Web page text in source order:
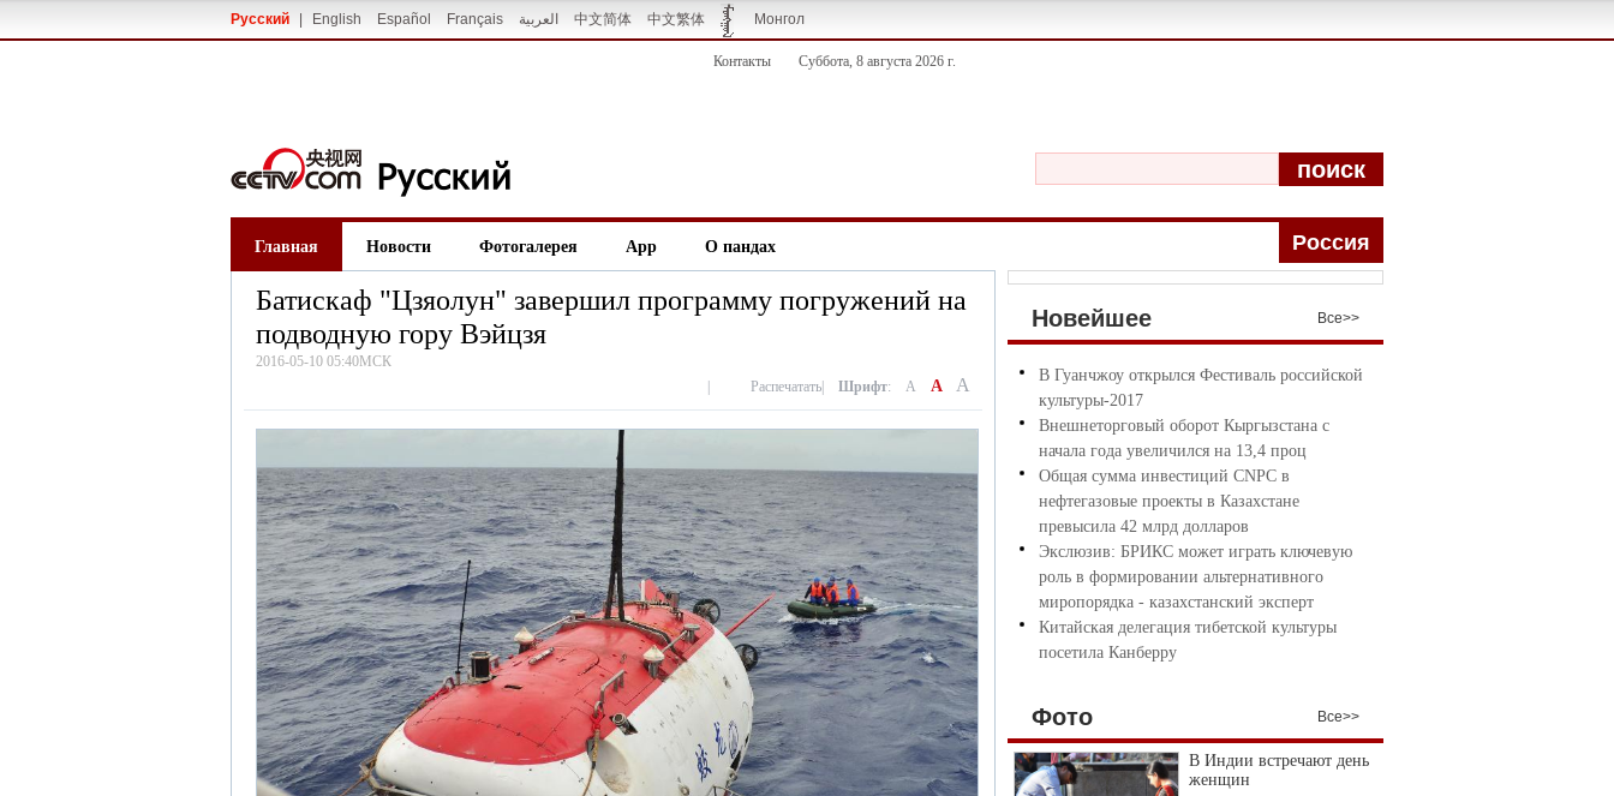
Русский English Español Français العربية 中文简体 中文繁体 Монгол
Контакты Суббота, 8 августа 2026 г.
поиск
Главная Новости Фотогалерея App О пандах Pоccия
Батискаф "Цзяолун" завершил программу погружений на
подводную гору Вэйцзя
2016-05-10 05:40МСК
Распечатать Шрифт: A A A
Новейшее Bce>>
В Гуанчжоу открылся Фестиваль российской
культуры-2017
Внешнеторговый оборот Кыргызстана с
начала года увеличился на 13,4 проц
Общая сумма инвестиций CNPC в
нефтегазовые проекты в Казахстане
превысила 42 млрд долларов
Экслюзив: БРИКС может играть ключевую
роль в формировании альтернативного
миропорядка - казахстанский эксперт
Китайская делегация тибетской культуры
посетила Канберру
Фото Все>>
В Индии встречают день
женщин